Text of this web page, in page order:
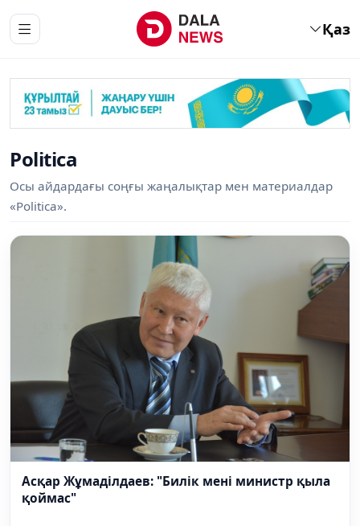
Қаз
Politica
Осы айдардағы соңғы жаңалықтар мен материалдар
«Politica».
Асқар Жұмаділдаев: "Билік мені министр қыла
қоймас"